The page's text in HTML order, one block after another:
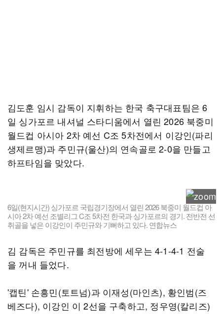
김도훈 임시 감독이 지휘하는 한국 축구대표팀은 6
일 싱가포르 내셔널 스타디움에서 열린 2026 북중미
월드컵 아시아 2차 예선 C조 5차전에서 이강인(파리
생제르맹)과 주민규(울산)의 연속골로 2-0을 만들고
하프타임을 맞았다.
6일(현지시간) 싱가포르 국립경기장에서 열린 2026 북중미 월드컵 아
시아 2차 예선 조별리그 C조 5차전 한국과 싱가포르의 경기. 전반전 선
취골을 넣은 이강인이 주민규와 기뻐하고 있다. 연합뉴스
김 감독은 주민규를 최전방에 세우는 4-1-4-1 전술
을 꺼내 들었다.
'캡틴' 손흥민(토트넘)과 이재성(마인츠), 황인범(즈
베즈다), 이강인 이 2선을 구축하고, 정우영(칼리즈)